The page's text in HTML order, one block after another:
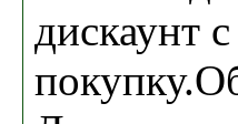
дискаунт